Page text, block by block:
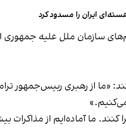
ایران را مسدود کرد
سازمان ملل علیه جمهوری
«ما از رهبری ربیس‌جمهور
کنند. ما آماده‌ایم از